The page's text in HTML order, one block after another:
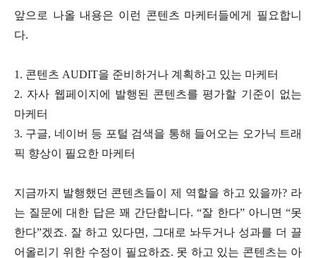
앞으로 나올 내용은 이런 콘텐츠 마케터들에게 필요합니
다.
1. 콘텐츠 AUDIT을 준비하거나 계획하고 있는 마케터
2. 자사 웹페이지에 발행된 콘텐츠를 평가할 기준이 없는
마케터
3. 구글, 네이버 등 포털 검색을 통해 들어오는 오가닉 트래
픽 향상이 필요한 마케터
지금까지 발행했던 콘텐츠들이 제 역할을 하고 있을까? 라
는 질문에 대한 답은 꽤 간단합니다. “잘 한다” 아니면 “못
한다”겠죠. 잘 하고 있다면, 그대로 놔두거나 성과를 더 끌
어올리기 위한 수정이 필요하죠. 못 하고 있는 콘텐츠는 아